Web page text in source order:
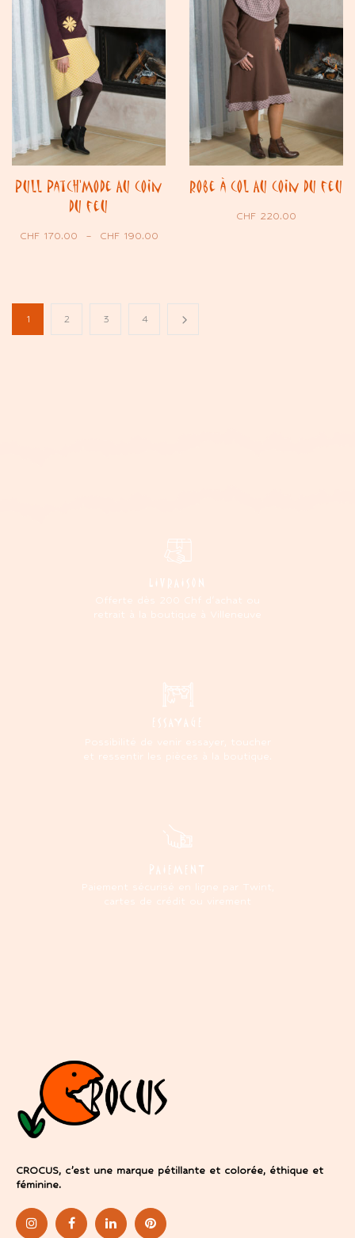
Pull Patch’Mode Au coin
du feu
CHF170.00 – CHF190.00
Robe à col Au coin du feu
CHF 220.00
1 2 3 4
LIVRAISON
Offerte dès 200 Chf d'achat ou
retrait à la boutique à Villeneuve
ESSAYAGE
Possibilité de venir essayer, toucher
et ressentir les pièces à la boutique.
PAIEMENT
Paiement sécurisé en ligne par Twint,
cartes de crédit ou virement
CROCUS, c’est une marque pétillante et colorée, éthique et
féminine.